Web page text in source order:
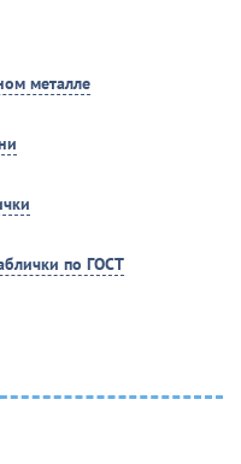
металле
по ГОСТ